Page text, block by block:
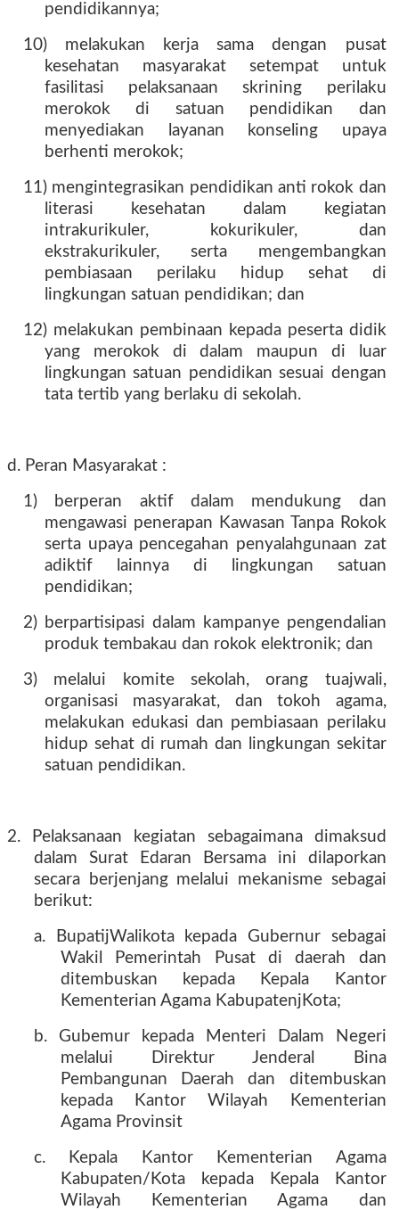
pendidikannya;
10) melakukan kerja sama dengan pusat
kesehatan masyarakat setempat untuk
fasilitasi pelaksanaan skrining perilaku
merokok di satuan pendidikan dan
menyediakan layanan konseling upaya
berhenti merokok;
11) mengintegrasikan pendidikan anti rokok dan
literasi kesehatan dalam kegiatan
intrakurikuler, kokurikuler, dan
ekstrakurikuler, serta mengembangkan
pembiasaan perilaku hidup sehat di
lingkungan satuan pendidikan; dan
12) melakukan pembinaan kepada peserta didik
yang merokok di dalam maupun di luar
lingkungan satuan pendidikan sesuai dengan
tata tertib yang berlaku di sekolah.
d. Peran Masyarakat :
1) berperan aktif dalam mendukung dan
mengawasi penerapan Kawasan Tanpa Rokok
serta upaya pencegahan penyalahgunaan zat
adiktif lainnya di lingkungan satuan
pendidikan;
2) berpartisipasi dalam kampanye pengendalian
produk tembakau dan rokok elektronik; dan
3) melalui komite sekolah, orang tuajwali,
organisasi masyarakat, dan tokoh agama,
melakukan edukasi dan pembiasaan perilaku
hidup sehat di rumah dan lingkungan sekitar
satuan pendidikan.
2. Pelaksanaan kegiatan sebagaimana dimaksud
dalam Surat Edaran Bersama ini dilaporkan
secara berjenjang melalui mekanisme sebagai
berikut:
a. BupatijWalikota kepada Gubernur sebagai
Wakil Pemerintah Pusat di daerah dan
ditembuskan kepada Kepala Kantor
Kementerian Agama KabupatenjKota;
b. Gubemur kepada Menteri Dalam Negeri
melalui Direktur Jenderal Bina
Pembangunan Daerah dan ditembuskan
kepada Kantor Wilayah Kementerian
Agama Provinsit
c. Kepala Kantor Kementerian Agama
Kabupaten/Kota kepada Kepala Kantor
Wilayah Kementerian Agama dan